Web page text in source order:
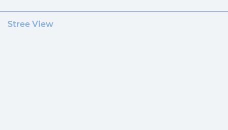
Stree View